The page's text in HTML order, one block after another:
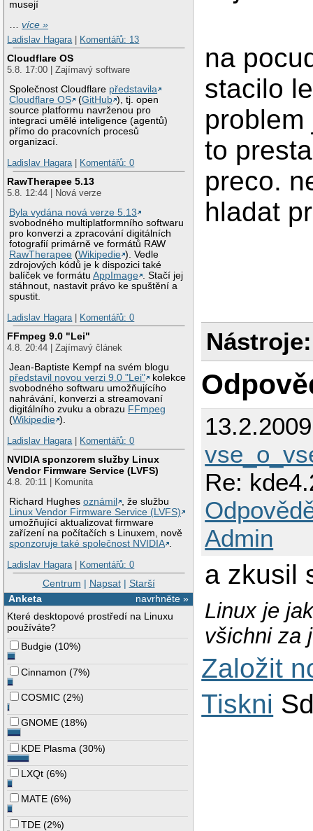
musejí
…více »
Ladislav Hagara| Komentářů: 13
Cloudflare OS
5.8. 17:00 | Zajímavý software
Společnost Cloudflare představila
Cloudflare OS
(GitHub ), tj. open
source platformu navrženou pro
integraci umělé inteligence (agentů)
přímo do pracovních procesů
organizací.
Ladislav Hagara| Komentářů: 0
RawTherapee 5.13
5.8. 12:44 | Nová verze
Byla vydána nová verze 5.13
svobodného multiplatformního softwaru
pro konverzi a zpracování digitálních
fotografií primárně ve formátů RAW
RawTherapee (Wikipedie ). Vedle
zdrojových kódů je k dispozici také
balíček ve formátuAppImage . Stačí jej
stáhnout, nastavit právo ke spuštění a
spustit.
Ladislav Hagara| Komentářů: 0
FFmpeg 9.0 "Lei"
4.8. 20:44 | Zajímavý článek
Jean-Baptiste Kempf na svém blogu
představil novou verzi 9.0 "Lei"
kolekce
svobodného softwaru umožňujícího
nahrávání, konverzi a streamovaní
digitálního zvuku a obrazu FFmpeg
(Wikipedie ).
Ladislav Hagara| Komentářů: 0
NVIDIA sponzorem služby Linux
Vendor Firmware Service (LVFS)
4.8. 20:11 | Komunita
Richard Hughesoznámil
, že službu
Linux Vendor Firmware Service (LVFS)
umožňující aktualizovat firmware
zařízení na počítačích s Linuxem, nově
sponzoruje také společnost NVIDIA .
Ladislav Hagara| Komentářů: 0
Centrum | Napsat| Starší
navrhněte »
Anketa
Které desktopové prostředí na Linuxu
používáte?
Budgie (10%)
Cinnamon (7%)
COSMIC (2%)
GNOME (18%)
KDE Plasma (30%)
LXQt (6%)
MATE (6%)
TDE (2%)
na
stacilo
to
preco.
hladat
Nástroje:
Re:
Admin
a zkusil
Linux je
všichni za
Založit
Tiskni